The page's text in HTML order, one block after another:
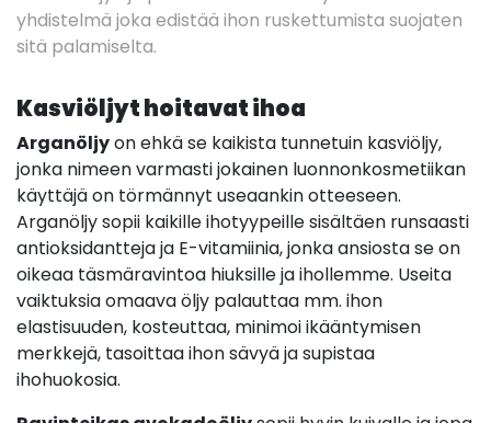
yhdistelmä joka edistää ihon ruskettumista suojaten
sitä palamiselta.
Kasviöljyt hoitavat ihoa
Arganöljyon ehkä se kaikista tunnetuin kasviöljy,
jonka nimeen varmasti jokainen luonnonkosmetiikan
käyttäjä on törmännyt useaankin otteeseen.
Arganöljy sopii kaikille ihotyypeille sisältäen runsaasti
antioksidantteja ja E-vitamiinia, jonka ansiosta se on
oikeaa täsmäravintoa hiuksille ja ihollemme. Useita
vaiktuksia omaava öljy palauttaa mm. ihon
elastisuuden, kosteuttaa, minimoi ikääntymisen
merkkejä, tasoittaa ihon sävyä ja supistaa
ihohuokosia.